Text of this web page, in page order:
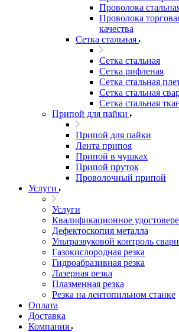
Проволока
Проволока
качества
Сетка стальная
Сетка стальная
Сетка рифленая
Сетка стальная
Сетка стальная
Сетка стальная
Припой для пайки
Припой для пайки
Лента припоя
Припой в чушках
Припой пруток
Проволочный припой
Услуги
Услуги
Квалификационное
Дефектоскопия металла
Ультразвуковой контроль
Газокислородная резка
Гидроабразивная резка
Лазерная резка
Плазменная резка
Резка на лентопильном станке
Оплата
Доставка
Компания